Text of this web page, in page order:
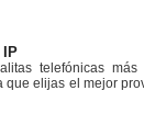
IP
telefónicas
que elijas el mejor